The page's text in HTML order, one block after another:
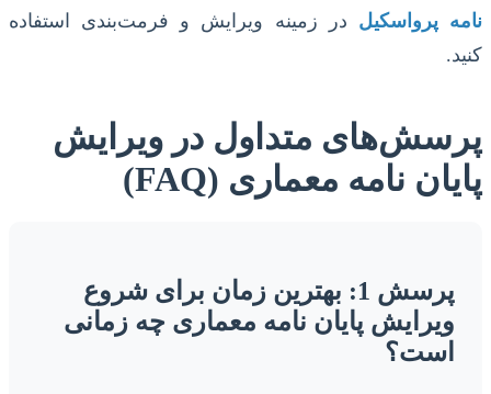
نامه پرواسکیل در زمینه ویرایش و فرمت‌بندی استفاده
کنید.
پرسش‌های متداول در ویرایش
پایان نامه معماری (FAQ)
پرسش 1: بهترین زمان برای شروع
ویرایش پایان نامه معماری چه زمانی
است؟